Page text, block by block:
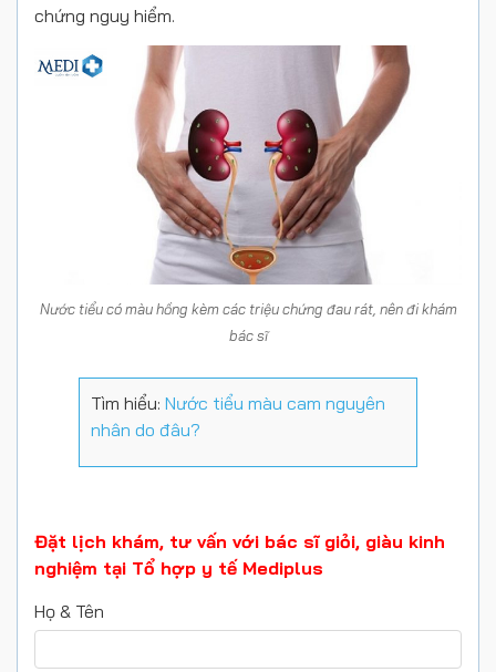
chứng nguy hiểm.
Nước tiểu có màu hồng kèm các triệu chứng đau rát, nên đi khám
bác sĩ
Tìm hiểu: Nước tiểu màu cam nguyên
nhân do đâu?
Đặt lịch khám, tư vấn với bác sĩ giỏi, giàu kinh
nghiệm tại Tổ hợp y tế Mediplus
Họ & Tên